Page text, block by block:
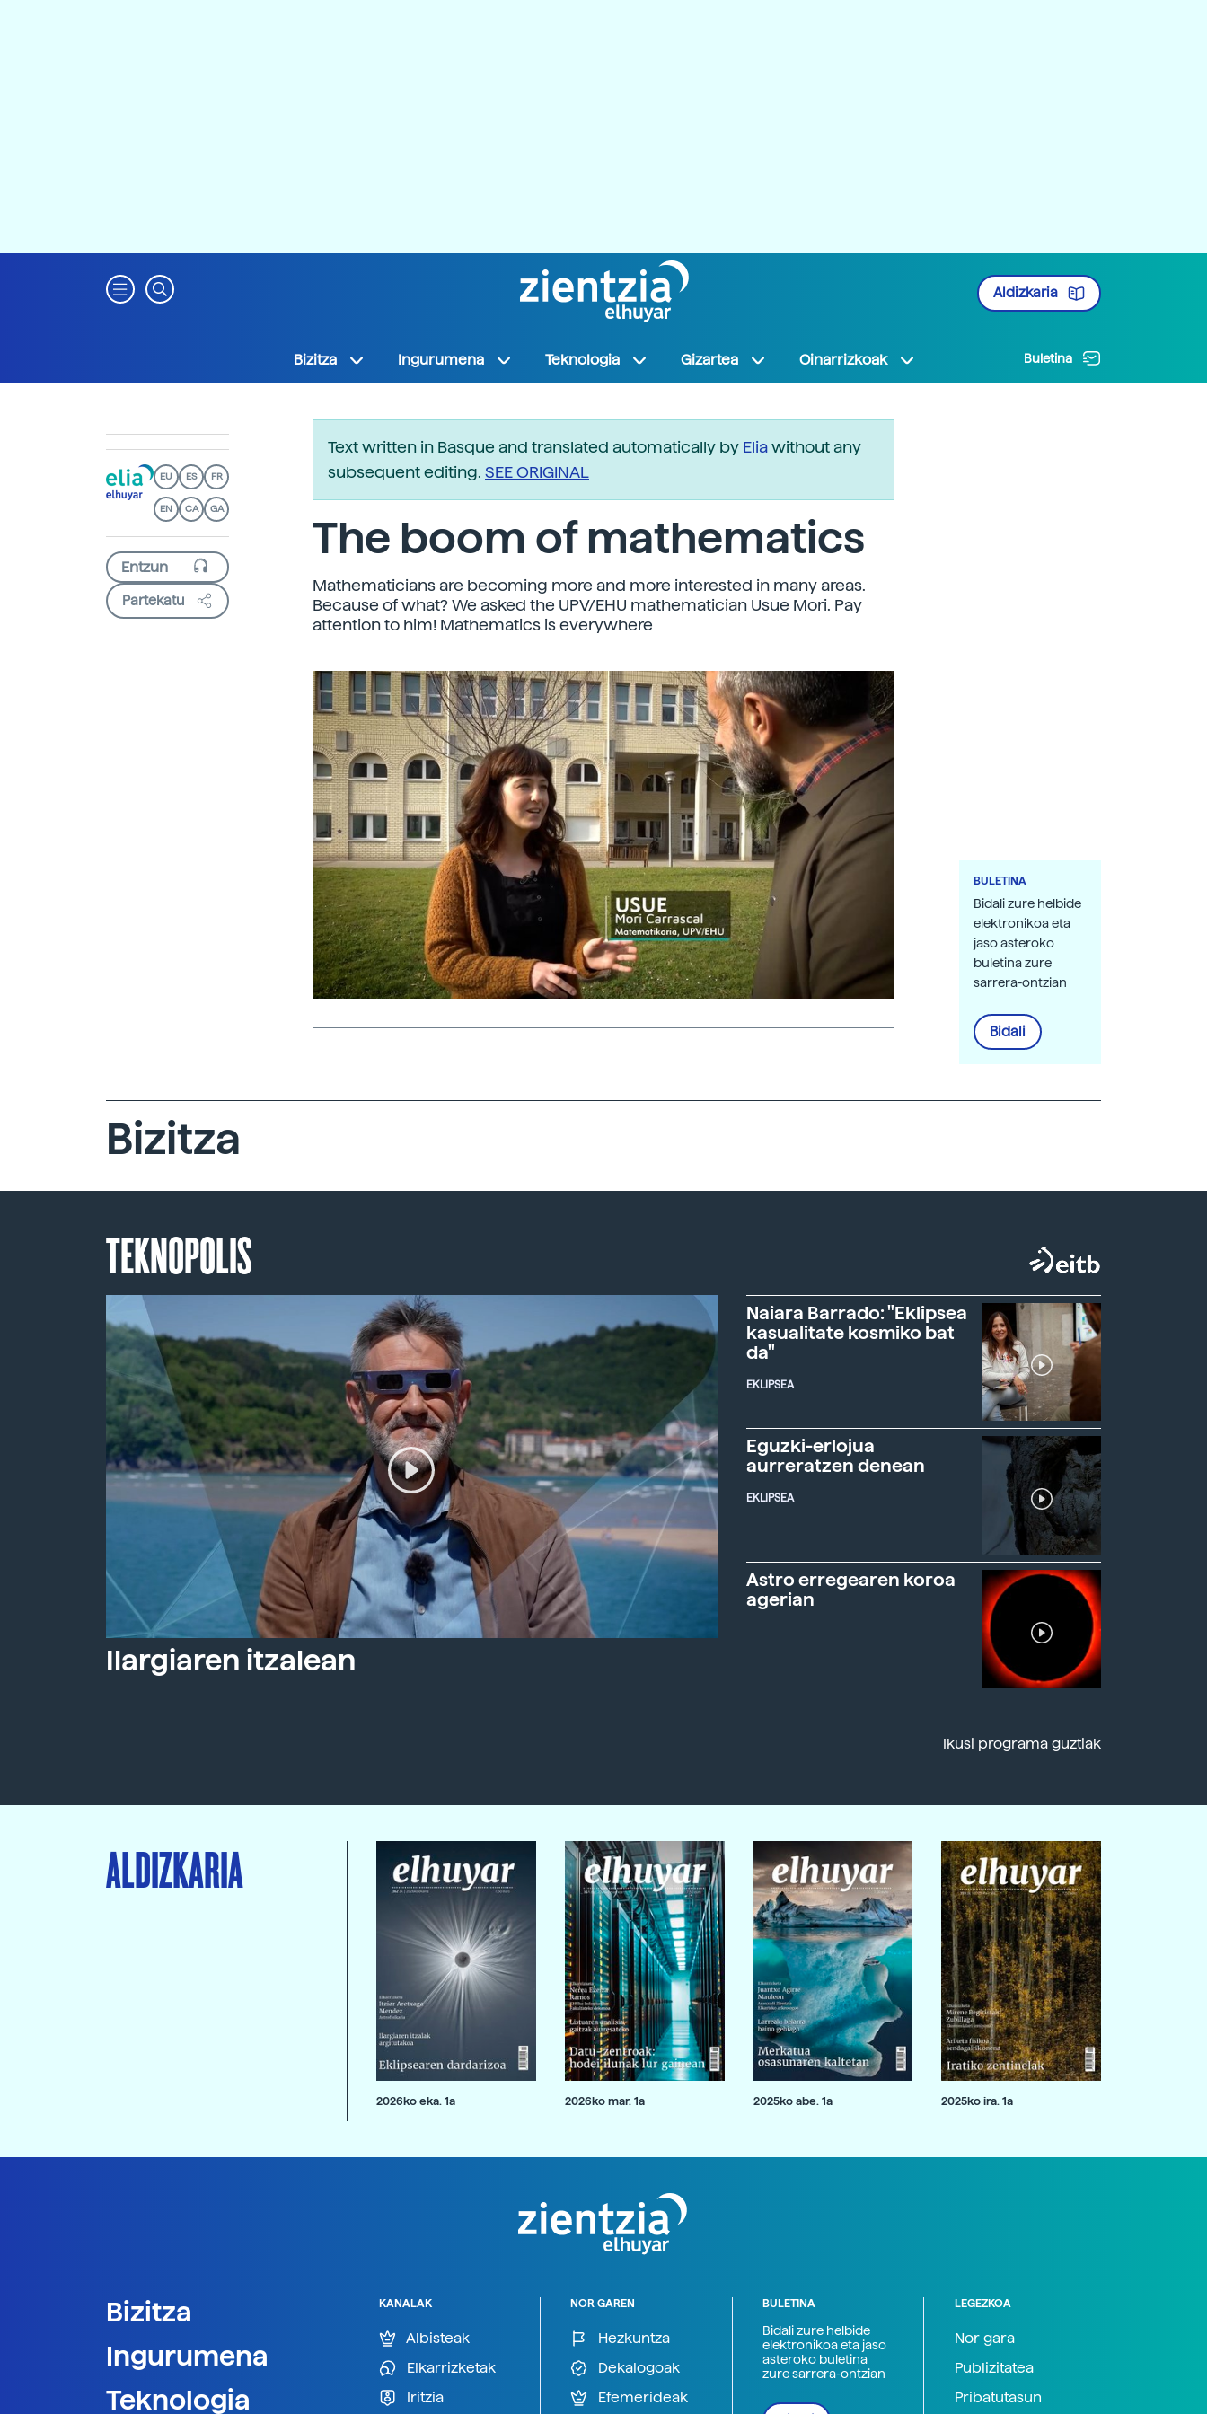
Aldizkaria
Bizitza Ingurumena Teknologia Gizartea Oinarrizkoak Buletina
EU ES FR
EN CA GA
Partekatu
Text written in Basque and translated automatically by Eliawithout any
subsequent editing. SEE ORIGINAL
The boom of mathematics
Mathematicians are becoming more and more interested in many areas.
Because of what? We asked the UPV/EHU mathematician Usue Mori. Pay
attention to him! Mathematics is everywhere
BULETINA
Bidali zure helbide
elektronikoa eta
jaso asteroko
buletina zure
sarrera-ontzian
Bidali
Bizitza
TEKNOPOLIS
Ilargiaren itzalean
Naiara Barrado: "Eklipsea
kasualitate kosmiko bat
da"
EKLIPSEA
Eguzki-erlojua
aurreratzen denean
EKLIPSEA
Astro erregearen koroa
agerian
Ikusi programa guztiak
ALDIZKARIA
2026ko eka. 1a 2026ko mar. 1a 2025ko abe. 1a 2025ko ira. 1a
Bizitza
Ingurumena
Teknologia
KANALAK
Albisteak
Elkarrizketak
Iritzia
NOR GAREN
Hezkuntza
Dekalogoak
Efemerideak
BULETINA
Bidali zure helbide
elektronikoa eta jaso
asteroko buletina
zure sarrera-ontzian
LEGEZKOA
Nor gara
Publizitatea
Pribatutasun